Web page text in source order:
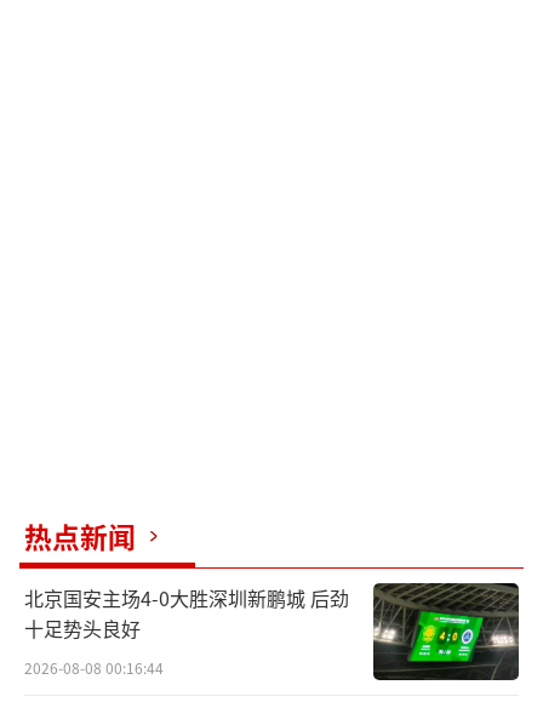
热点新闻
北京国安主场4-0大胜深圳新鹏城 后劲
十足势头良好
2026-08-08 00:16:44